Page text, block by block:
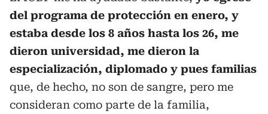
del programa de protección en enero, y
estaba desde los 8 años hasta los 26, me
dieron universidad, me dieron la
especialización, diplomado y pues familias
que, de hecho, no son de sangre, pero me
consideran como parte de la familia,